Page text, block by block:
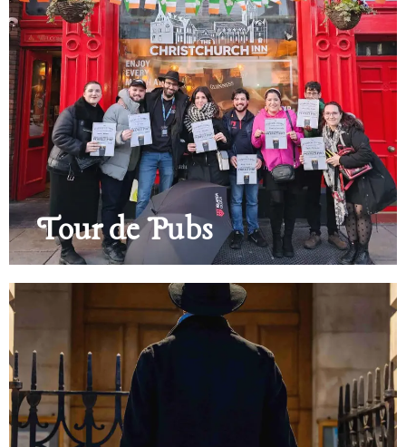
Tour de Pubs